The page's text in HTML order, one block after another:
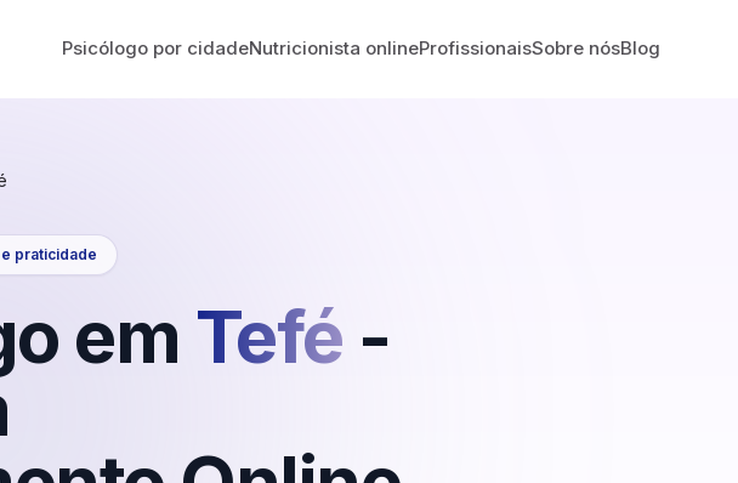
Psicólogo por cidadeNutricionista onlineProfissionaisSobre nósBlog
praticidade
em Tefé -